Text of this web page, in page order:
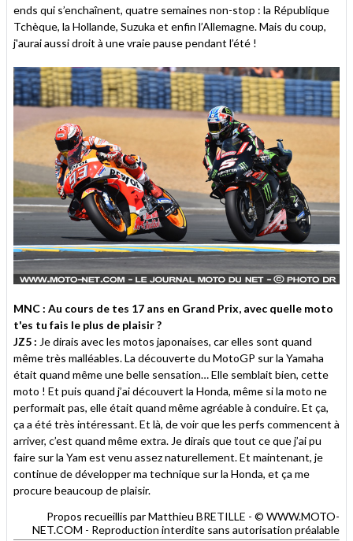
ends qui s’enchaînent, quatre semaines non-stop : la République
Tchèque, la Hollande, Suzuka et enfin l’Allemagne. Mais du coup,
j'aurai aussi droit à une vraie pause pendant l’été !
MNC : Au cours de tes 17 ans en Grand Prix, avec quelle moto
t'es tu fais le plus de plaisir ?
JZ5 : Je dirais avec les motos japonaises, car elles sont quand
même très malléables. La découverte du MotoGP sur la Yamaha
était quand même une belle sensation… Elle semblait bien, cette
moto ! Et puis quand j’ai découvert la Honda, même si la moto ne
performait pas, elle était quand même agréable à conduire. Et ça,
ça a été très intéressant. Et là, de voir que les perfs commencent à
arriver, c’est quand même extra. Je dirais que tout ce que j’ai pu
faire sur la Yam est venu assez naturellement. Et maintenant, je
continue de développer ma technique sur la Honda, et ça me
procure beaucoup de plaisir.
Propos recueillis par Matthieu BRETILLE - © WWW.MOTO-
NET.COM - Reproduction interdite sans autorisation préalable